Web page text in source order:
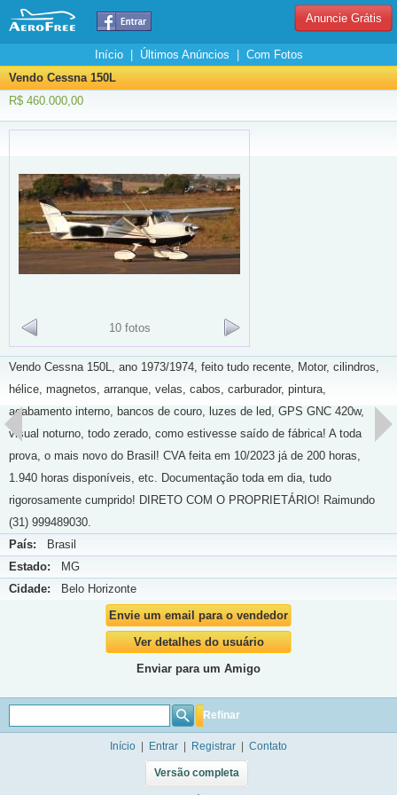
Anuncie Grátis
Início| Últimos Anúncios
Com Fotos
Vendo Cessna 150L
R$ 460.000,00
10 fotos
Vendo Cessna 150L, ano 1973/1974, feito tudo recente, Motor, cilindros,
hélice, magnetos, arranque, velas, cabos, carburador, pintura,
acabamento interno, bancos de couro, luzes de led, GPS GNC 420w,
visual noturno, todo zerado, como estivesse saído de fábrica! A toda
prova, o mais novo do Brasil! CVA feita em 10/2023 já de 200 horas,
1.940 horas disponíveis, etc. Documentação toda em dia, tudo
rigorosamente cumprido! DIRETO COM O PROPRIETÁRIO! Raimundo
(31) 999489030.
País: Brasil
Estado: MG
Cidade: Belo Horizonte
Envie um email para o vendedor
Ver detalhes do usuário
Enviar para um Amigo
Refinar
Início Entrar Registrar Contato
Versão completa